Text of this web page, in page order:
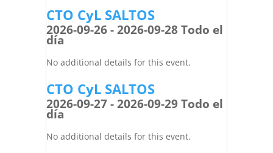
CTO CyL SALTOS
2026-09-26 - 2026-09-28 Todo el
día
No additional details for this event.
CTO CyL SALTOS
2026-09-27 - 2026-09-29 Todo el
día
No additional details for this event.